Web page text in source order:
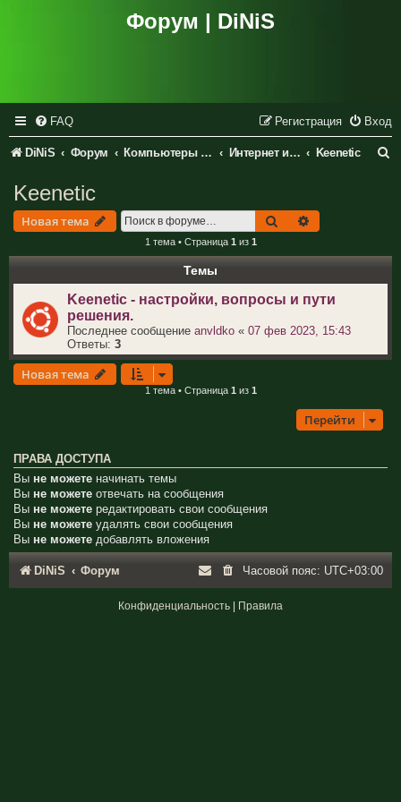
Форум | DiNiS
FAQ Вход
Регистрация
DiNiS Форум Компьютеры и периферия Интернет и сетевое оборудование Keenetic
к
Keenetic
Новая тема Поиск
1 тема • Страница 1 из 1
Темы
Keenetic - настройки, вопросы и пути
решения.
Последнее сообщение anvldko « 07 фев 2023, 15:43
Ответы: 3
Новая тема
1 тема • Страница 1 из 1
Перейти
ПРАВА ДОСТУПА
Вы не можете начинать темы
Вы не можете отвечать на сообщения
Вы не можете редактировать свои сообщения
Вы не можете удалять свои сообщения
Вы не можете добавлять вложения
DiNiS Форум Часовой пояс: UTC+03:00
Конфиденциальность Правила